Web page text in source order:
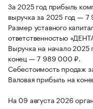
За 2025 год прибыль
выручка за 2025 год —
Размер уставного
ответственностью
Выручка на начало
конец — 7 989 000 ₽.
Себестоимость продаж
Валовая прибыль на
На 09 августа 2026